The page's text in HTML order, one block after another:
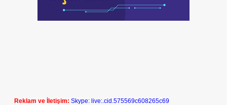
Reklam ve İletişim: Skype: live:.cid.575569c608265c69